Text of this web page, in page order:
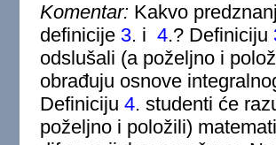
Komentar:Kakvo
definicije 3. i 4.? Definiciju
odslušali (a poželjno i
obrađuju osnove
Definiciju 4. studenti će
poželjno i položili)